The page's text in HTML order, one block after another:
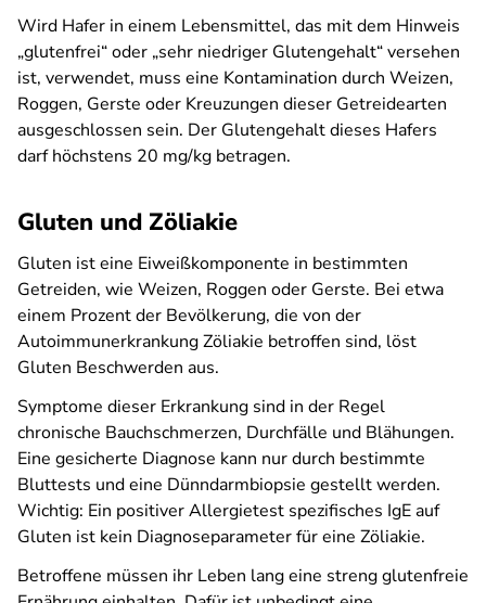
Wird Hafer in einem Lebensmittel, das mit dem Hinweis
„glutenfrei“ oder „sehr niedriger Glutengehalt“ versehen
ist, verwendet, muss eine Kontamination durch Weizen,
Roggen, Gerste oder Kreuzungen dieser Getreidearten
ausgeschlossen sein. Der Glutengehalt dieses Hafers
darf höchstens 20 mg/kg betragen.
Gluten und Zöliakie
Gluten ist eine Eiweißkomponente in bestimmten
Getreiden, wie Weizen, Roggen oder Gerste. Bei etwa
einem Prozent der Bevölkerung, die von der
Autoimmunerkrankung Zöliakie betroffen sind, löst
Gluten Beschwerden aus.
Symptome dieser Erkrankung sind in der Regel
chronische Bauchschmerzen, Durchfälle und Blähungen.
Eine gesicherte Diagnose kann nur durch bestimmte
Bluttests und eine Dünndarmbiopsie gestellt werden.
Wichtig: Ein positiver Allergietest spezifisches IgE auf
Gluten ist kein Diagnoseparameter für eine Zöliakie.
Betroffene müssen ihr Leben lang eine streng glutenfreie